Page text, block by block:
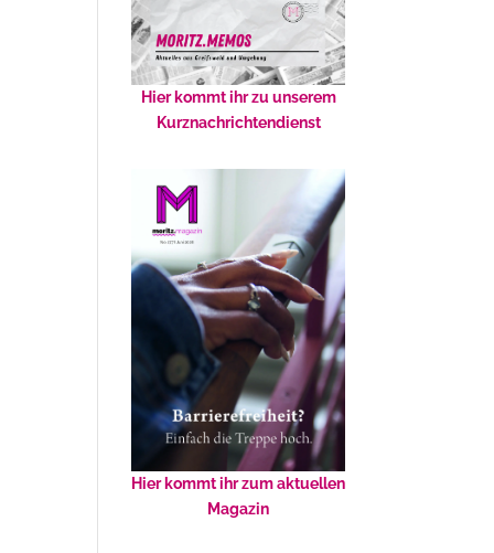
Hier kommt ihr zu unserem
Kurznachrichtendienst
Hier kommt ihr zum aktuellen
Magazin